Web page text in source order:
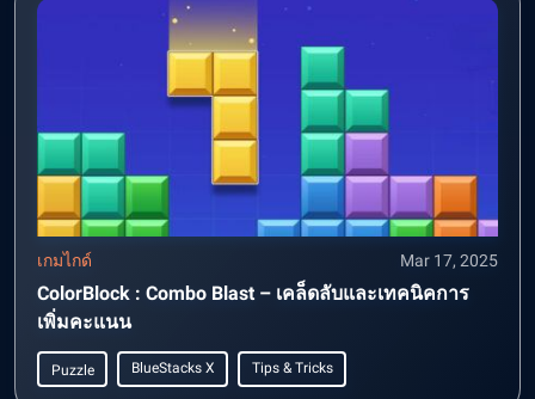
เกมไกด์ Mar 17, 2025
ColorBlock : Combo Blast – เคล็ดลับและเทคนิคการ
เพิ่มคะแนน
Puzzle BlueStacks X Tips & Tricks